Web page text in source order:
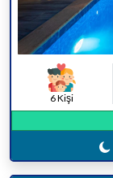
6 Kişi